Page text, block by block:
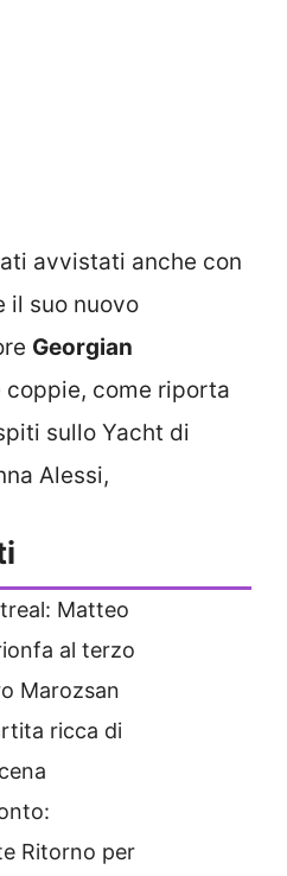
avvistati anche con
il suo nuovo
Georgian
coppie, come riporta
sullo Yacht di
Alessi,
Matteo
al terzo
Marozsan
ricca di
Ritorno per